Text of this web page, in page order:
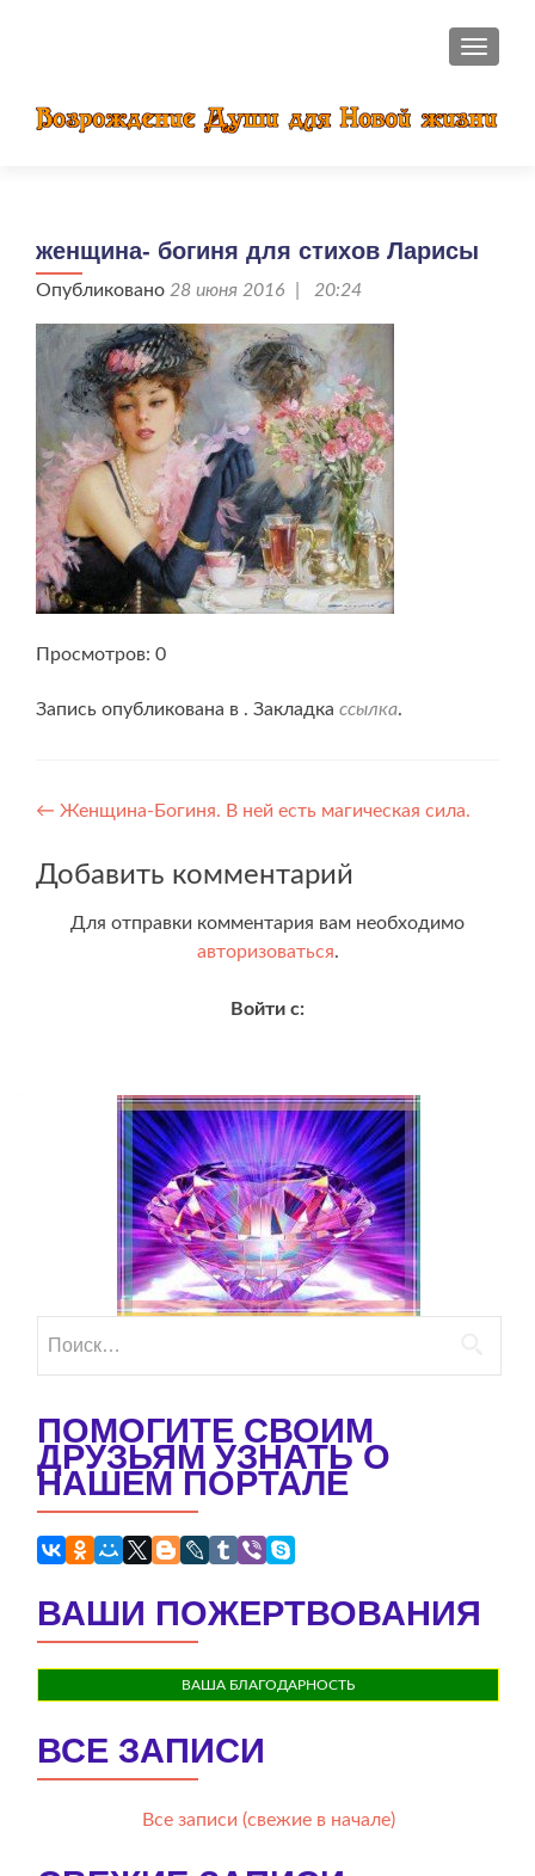
женщина- богиня для стихов Ларисы
Опубликовано 28 июня 2016 | 20:24
Просмотров: 0
Запись опубликована в . Закладка ссылка.
Навигация
по
записям
← Женщина-Богиня. В ней есть магическая сила.
Добавить комментарий
Для отправки комментария вам необходимо
авторизоваться.
Войти с:
ПОМОГИТЕ СВОИМ
ДРУЗЬЯМ УЗНАТЬ О
НАШЕМ ПОРТАЛЕ
ВАШИ ПОЖЕРТВОВАНИЯ
ВАША БЛАГОДАРНОСТЬ
ВСЕ ЗАПИСИ
Все записи (свежие в начале)